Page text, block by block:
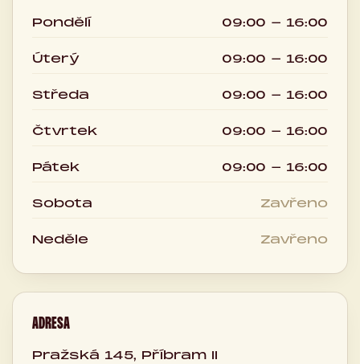
Pondělí 09:00 - 16:00
Úterý 09:00 - 16:00
Středa 09:00 - 16:00
Čtvrtek 09:00 - 16:00
Pátek 09:00 - 16:00
Sobota Zavřeno
Neděle Zavřeno
ADRESA
Pražská 145, Příbram II